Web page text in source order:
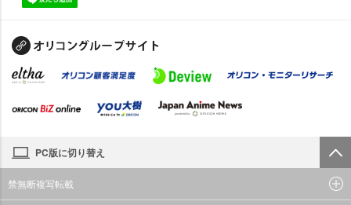
PC版に切り替え
禁無断複写転載